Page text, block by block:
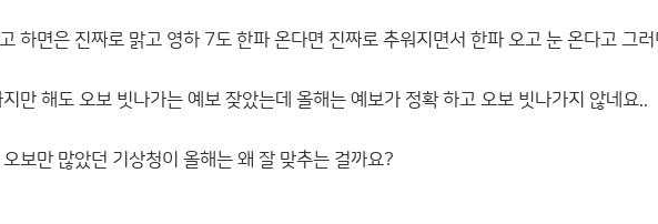
하면은 진짜로 맑고 영하 7도 한파 온다면 진짜로 추워지면서 한파 오고 눈 온다고 그
만 해도 오보 빗나가는 예보 잦았는데 올해는 예보가 정확 하고 오보 빗나가지 않네요..
보만 많았던 기상청이 올해는 왜 잘 맞추는 걸까요?